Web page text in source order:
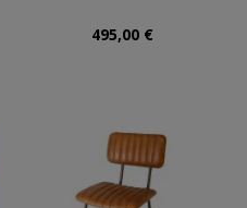
495,00 €